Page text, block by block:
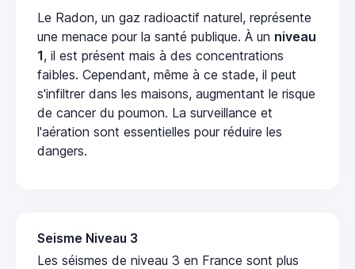
Le Radon, un gaz radioactif naturel, représente
une menace pour la santé publique. À un niveau
1, il est présent mais à des concentrations
faibles. Cependant, même à ce stade, il peut
s'infiltrer dans les maisons, augmentant le risque
de cancer du poumon. La surveillance et
l'aération sont essentielles pour réduire les
dangers.
Seisme Niveau 3
Les séismes de niveau 3 en France sont plus